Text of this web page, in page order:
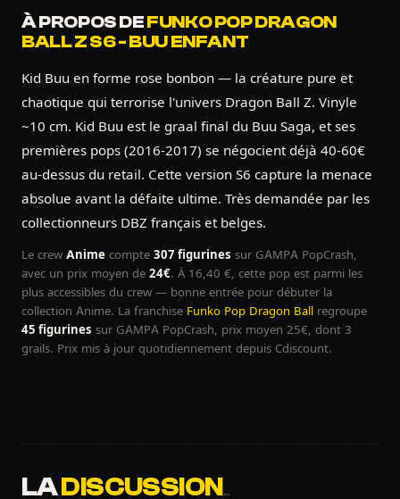
À PROPOS DEFUNKO POP DRAGON
BALL Z S6 - BUU ENFANT
Kid Buu en forme rose bonbon — la créature pure et
chaotique qui terrorise l'univers Dragon Ball Z. Vinyle
~10 cm. Kid Buu est le graal final du Buu Saga, et ses
premières pops (2016-2017) se négocient déjà 40-60€
au-dessus du retail. Cette version S6 capture la menace
absolue avant la défaite ultime. Très demandée par les
collectionneurs DBZ français et belges.
Le crew Anime compte 307 figurines sur GAMPA PopCrash,
avec un prix moyen de 24€. À 16,40 €, cette pop est parmi les
plus accessibles du crew — bonne entrée pour débuter la
collection Anime. La franchise Funko Pop Dragon Ball regroupe
45 figurines sur GAMPA PopCrash, prix moyen 25€, dont 3
grails. Prix mis à jour quotidiennement depuis Cdiscount.
LADISCUSSION…